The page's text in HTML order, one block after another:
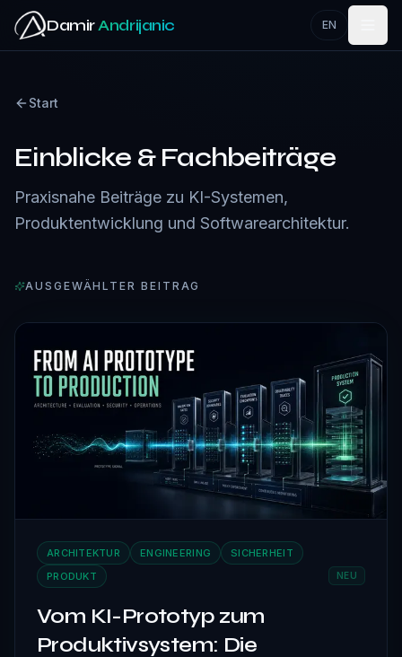
Zum Hauptinhalt springen
DamirAndrijanic EN
Start
Einblicke & Fachbeiträge
Praxisnahe Beiträge zu KI-Systemen,
Produktentwicklung und Softwarearchitektur.
AUSGEWÄHLTER BEITRAG
ARCHITEKTUR ENGINEERING
SICHERHEIT
PRODUKT
NEU
Vom KI-Prototyp zum
Produktivsystem: Die